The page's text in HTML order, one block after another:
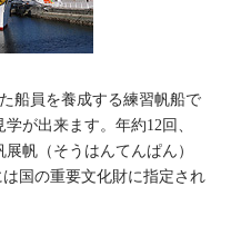
船員を養成する練習帆船で
が出来ます。年約12回、
帆（そうはんてんぱん）
国の重要文化財に指定され